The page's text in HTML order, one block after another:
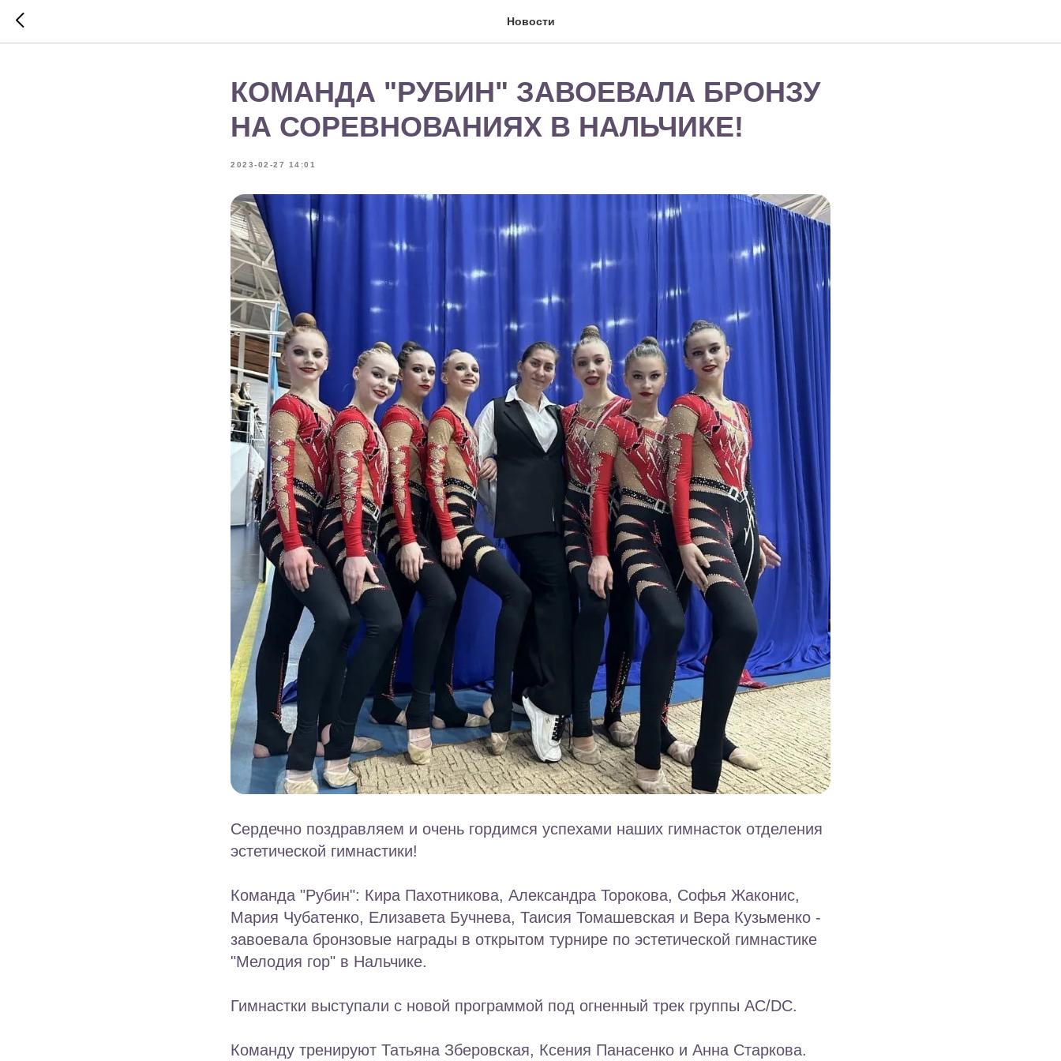
Новости
КОМАНДА "РУБИН" ЗАВОЕВАЛА БРОНЗУ
НА СОРЕВНОВАНИЯХ В НАЛЬЧИКЕ!
2023-02-27 14:01
Сердечно поздравляем и очень гордимся успехами наших гимнасток отделения
эстетической гимнастики!
Команда "Рубин": Кира Пахотникова, Александра Торокова, Софья Жаконис,
Мария Чубатенко, Елизавета Бучнева, Таисия Томашевская и Вера Кузьменко -
завоевала бронзовые награды в открытом турнире по эстетической гимнастике
"Мелодия гор" в Нальчике.
Гимнастки выступали с новой программой под огненный трек группы AC/DC.
Команду тренируют Татьяна Зберовская, Ксения Панасенко и Анна Старкова.